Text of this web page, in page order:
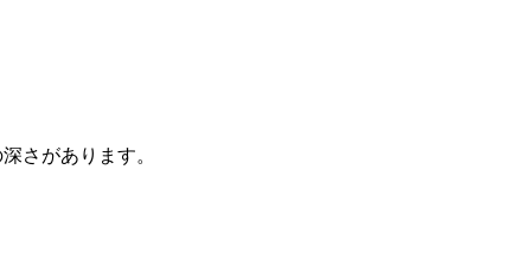
さがあります。